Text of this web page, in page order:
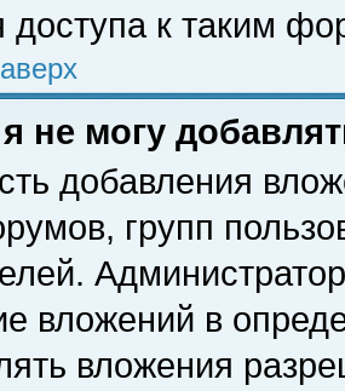
доступа к таким
не могу
добавления
групп
вложений в
вложения